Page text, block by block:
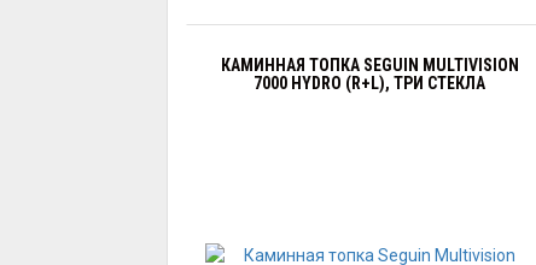
КАМИННАЯ ТОПКА SEGUIN MULTIVISION
7000 HYDRO (R+L), ТРИ СТЕКЛА